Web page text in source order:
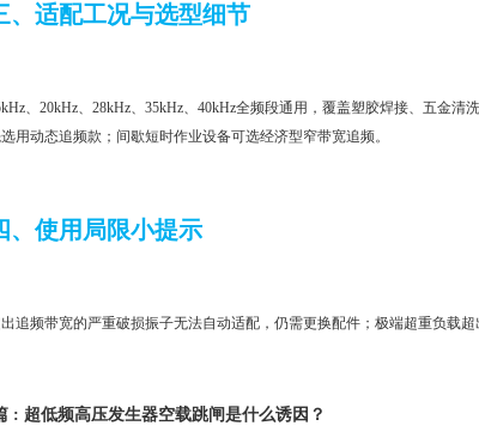
、适配工况与选型细节
、20kHz、28kHz、35kHz、40kHz全频段通用，覆盖塑胶焊接、五金
用动态追频款；间歇短时作业设备可选经济型窄带宽追频。
、使用局限小提示
追频带宽的严重破损振子无法自动适配，仍需更换配件；极端超重负载超
: 超低频高压发生器空载跳闸是什么诱因？